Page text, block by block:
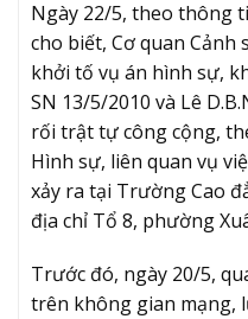
Ngày 22/5, theo thông
cho biết, Cơ quan
khởi tố vụ án hình sự,
SN 13/5/2010 và Lê
rối trật tự công cộng,
Hình sự, liên quan vụ
xảy ra tại Trường Cao
địa chỉ Tổ 8, phường
Trước đó, ngày 20/5,
trên không gian mạng,